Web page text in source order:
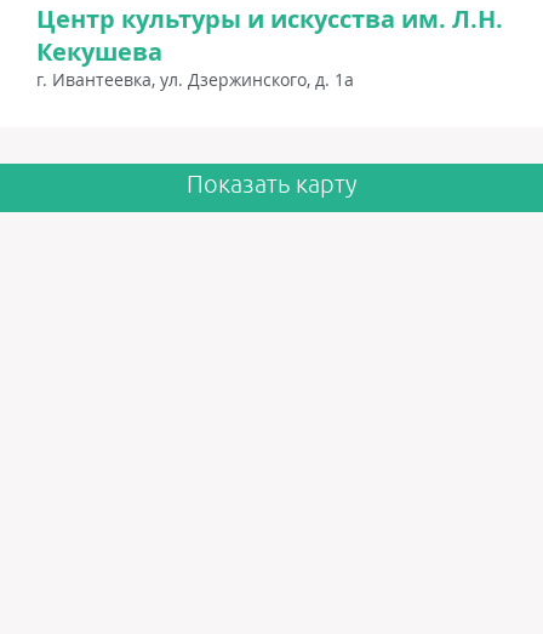
Центр культуры и искусства им. Л.Н.
Кекушева
г. Ивантеевка, ул. Дзержинского, д. 1а
Показать карту